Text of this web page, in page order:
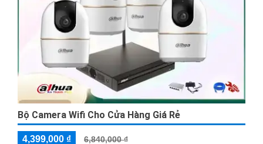
Bộ Camera Wifi Cho Cửa Hàng Giá Rẻ
4,399,000 ₫ 6,840,000 ₫